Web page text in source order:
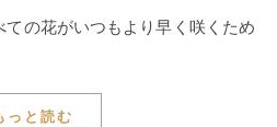
っと読む